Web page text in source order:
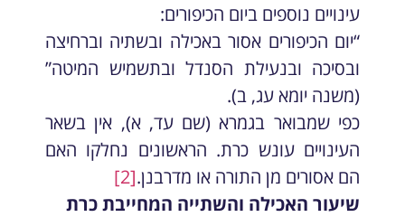
עינויים נוספים ביום הכיפורים:
“יום הכיפורים אסור באכילה ובשתיה וברחיצה
ובסיכה ובנעילת הסנדל ובתשמיש המיטה”
(משנה יומא עג, ב).
כפי שמבואר בגמרא (שם עד, א), אין בשאר
העינויים עונש כרת. הראשונים נחלקו האם
הם אסורים מן התורה או מדרבנן.[2]
שיעור האכילה והשתייה המחייבת כרת